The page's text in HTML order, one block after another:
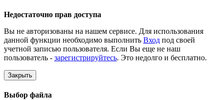
Недостаточно прав доступа
Вы не авторизованы на нашем сервисе. Для использования
данной функции необходимо выполнить Вход под своей
учетной записью пользователя. Если Вы еще не наш
пользователь - зарегистрируйтесь. Это недолго и бесплатно.
Закрыть
Выбор файла